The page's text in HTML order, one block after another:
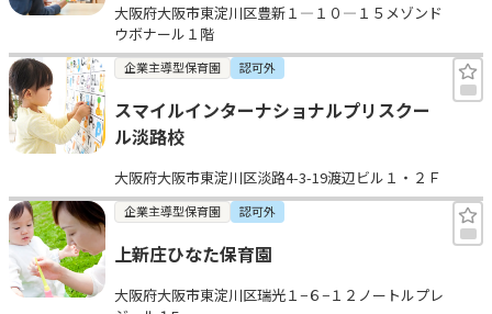
大阪府大阪市東淀川区豊新１—１０—１５メゾンド
ウボナール１階
企業主導型保育園 認可外
スマイルインターナショナルプリスクー
ル淡路校
大阪府大阪市東淀川区淡路4-3-19渡辺ビル１・２Ｆ
企業主導型保育園 認可外
上新庄ひなた保育園
大阪府大阪市東淀川区瑞光１−６−１２ノートルプレ